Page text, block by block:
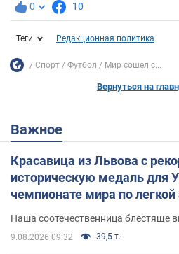
0 10
Теги Редакционная политика
Спорт Футбол Мир сошел с...
Вернуться на
Важное
Красавица из Львова с
историческую медаль для
чемпионате мира по
Наша соотечественница блестяще
9.08.2026 09:32 39,5 т.